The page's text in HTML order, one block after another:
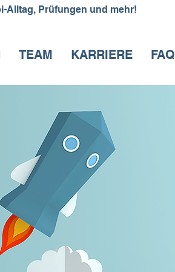
Alltag, Prüfungen und mehr!
TEAM KARRIERE FAQ